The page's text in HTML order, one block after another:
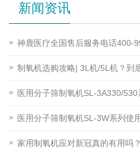
新闻资讯
神鹿医疗全国售后服务电话400-
制氧机选购攻略| 3L机/5L机？到
医用分子筛制氧机SL-3A330/530
医用分子筛制氧机SL-3W系列使
家用制氧机应对新冠真的有用吗？